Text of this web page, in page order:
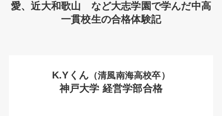
愛、近大和歌山 など大志学園で学んだ中高
一貫校生の合格体験記
K.Yくん （清風南海高校卒）
神戸大学 経営学部合格